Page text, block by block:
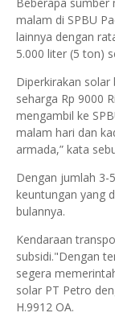
malam di SPBU
lainnya dengan
5.000 liter (5 ton)
Diperkirakan solar
seharga Rp 9000
mengambil ke
malam hari dan
armada,” kata
Dengan jumlah 3-
keuntungan yang
bulannya.
Kendaraan
subsidi."Dengan
segera
solar PT Petro
H.9912 OA.